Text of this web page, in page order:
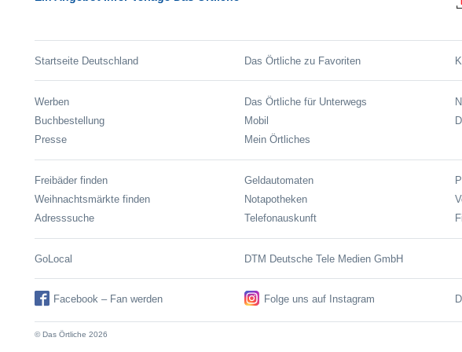
Startseite Deutschland Das Örtliche zu Favoriten
Werben
Buchbestellung
Presse
Das Örtliche für Unterwegs
Mobil
Mein Örtliches
Freibäder finden
Weihnachtsmärkte finden
Adresssuche
Geldautomaten
Notapotheken
Telefonauskunft
GoLocal DTM Deutsche Tele Medien GmbH
Facebook – Fan werden Folge uns auf Instagram
© Das Örtliche 2026